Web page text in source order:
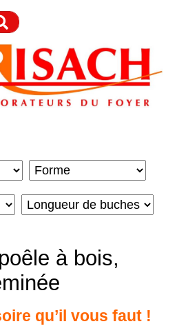
à bois,
qu’il vous faut !